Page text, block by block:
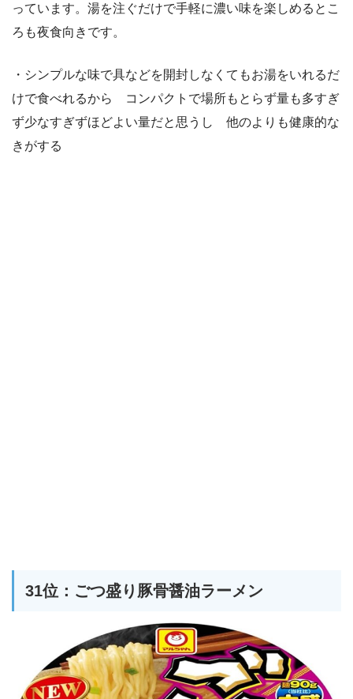
っています。湯を注ぐだけで手軽に濃い味を楽しめるとこ
ろも夜食向きです。
・シンプルな味で具などを開封しなくてもお湯をいれるだ
けで食べれるから コンパクトで場所もとらず量も多すぎ
ず少なすぎずほどよい量だと思うし 他のよりも健康的な
きがする
31位：ごつ盛り豚骨醤油ラーメン